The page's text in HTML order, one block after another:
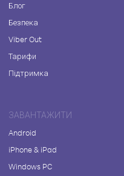
Блог
Безпека
Viber Out
Тарифи
Підтримка
ЗАВАНТАЖИТИ
Android
iPhone & iPad
Windows PC